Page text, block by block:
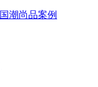
国潮尚品案例